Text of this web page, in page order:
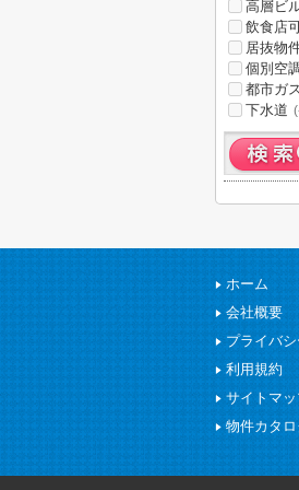
高層ビ
飲食店
居抜物
個別空
都市ガ
下水道
ホーム
会社概要
プライバ
利用規約
サイトマ
物件カタ